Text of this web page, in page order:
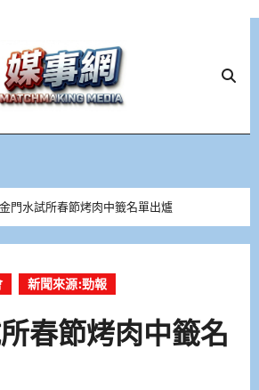
金門水試所春節烤肉中籤名單出爐
新聞來源:勁報
春節烤肉中籤名